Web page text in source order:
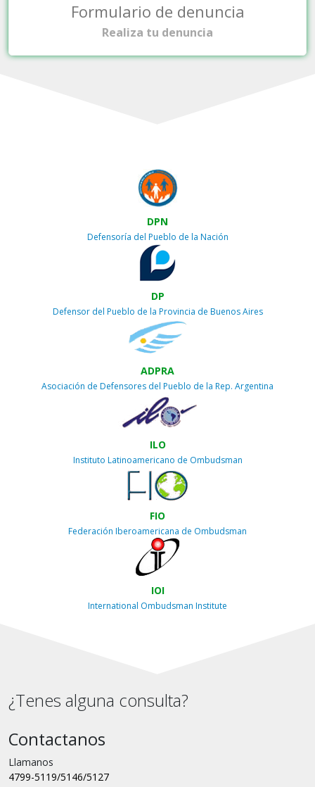
Formulario de denuncia
Realiza tu denuncia
DPN
Defensoría del Pueblo de la Nación
DP
Defensor del Pueblo de la Provincia de Buenos Aires
ADPRA
Asociación de Defensores del Pueblo de la Rep. Argentina
ILO
Instituto Latinoamericano de Ombudsman
FIO
Federación Iberoamericana de Ombudsman
IOI
International Ombudsman Institute
¿Tenes alguna consulta?
Contactanos
Llamanos
4799-5119/5146/5127